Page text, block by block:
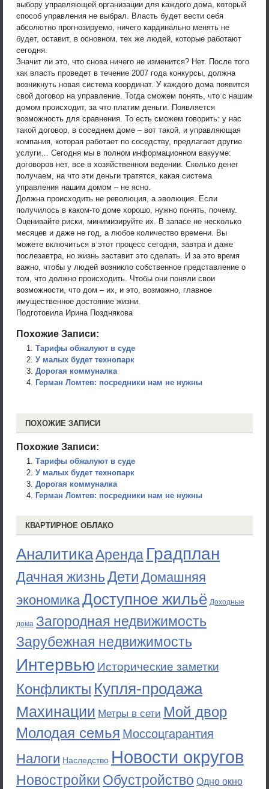
выбору управляющей организации для каждого дома, который
способ управления не выбрал. Власть будет вести себя
абсолютно прогнозируемо, ничего кардинально менять не
будет, оставит, в основном, тех же людей, которые работают
сегодня.
Значит ли это, что снова ничего не изменится? Нет. После того
как власть проведет в течение 2007 года конкурсы, должна
возникнуть новая система координат. У каждого дома появится
свой договор на управление. Тогда сможем понять, что с нашим
домом происходит, за что платим деньги. Появляется
возможность для сравнения. То есть сможем говорить: у нас
такой договор, в соседнем доме – вот такой, и управляющая
компания, которая работает по соседству, предлагает другие
услуги… Сегодня мы в полном информационном вакууме:
договоров нет, все в хозяйственном ведении. Сколько денег
получаем, на что эти деньги тратятся, какая система
управления нашим домом – не ясно.
Должна происходить не революция, а эволюция. Если
получилось в каком-то доме хорошо, нужно понять, почему.
Оценивайте риски, минимизируйте их. В запасе не несколько
месяцев и даже не год, а любое количество времени. Вы
можете включиться в этот процесс сегодня, завтра и даже
послезавтра, но жизнь заставит это сделать. И за это время
важно, чтобы у людей возникло собственное представление о
том, что должно происходить. Чтобы они поняли свои
возможности, что дом – их, и это, возможно, главное
имущественное достояние жизни.
Подготовила Ирина Позднякова
Похожие Записи:
Тарифы обжалуют в суде
У малых будет технопарк
Дорогая коммуналка
Герман Ломтев: посредники нам не нужны
ПОХОЖИЕ ЗАПИСИ
Похожие Записи:
Тарифы обжалуют в суде
У малых будет технопарк
Дорогая коммуналка
Герман Ломтев: посредники нам не нужны
КВАРТИРНОЕ ОБЛАКО
АналитикаАренда Градплан
Дачная жизньДети Домашняя
экономикаДоступное жильё Доходные
дома Загородная недвижимость
Зарубежная недвижимость
Интервью Исторические заметки
Конфликты Купля-продажа
Махинации Метры в сети Мой двор
Молодая семья Моссоцгарантия
Налоги Наследство Новости округов
Новостройки Обустройство Одно окно